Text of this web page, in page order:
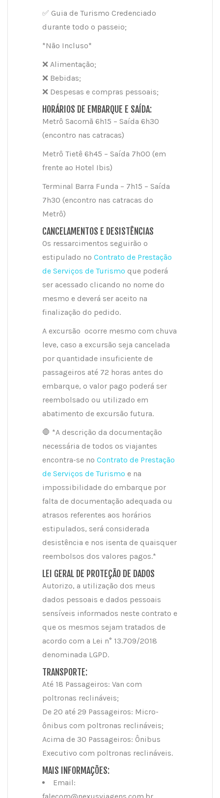
✅ Guia de Turismo Credenciado
durante todo o passeio;
*Não Incluso*
❌ Alimentação;
❌ Bebidas;
❌ Despesas e compras pessoais;
HORÁRIOS DE EMBARQUE E SAÍDA:
Metrô Sacomã 6h15 – Saída 6h30
(encontro nas catracas)
Metrô Tietê 6h45 – Saída 7h00 (em
frente ao Hotel Ibis)
Terminal Barra Funda – 7h15 – Saída
7h30 (encontro nas catracas do
Metrô)
CANCELAMENTOS E DESISTÊNCIAS
Os ressarcimentos seguirão o
estipulado no Contrato de Prestação
de Serviços de Turismo que poderá
ser acessado clicando no nome do
mesmo e deverá ser aceito na
finalização do pedido.
A excursão ocorre mesmo com chuva
leve, caso a excursão seja cancelada
por quantidade insuficiente de
passageiros até 72 horas antes do
embarque, o valor pago poderá ser
reembolsado ou utilizado em
abatimento de excursão futura.
🛑 *A descrição da documentação
necessária de todos os viajantes
encontra-se no Contrato de Prestação
de Serviços de Turismo e na
impossibilidade do embarque por
falta de documentação adequada ou
atrasos referentes aos horários
estipulados, será considerada
desistência e nos isenta de quaisquer
reembolsos dos valores pagos.*
LEI GERAL DE PROTEÇÃO DE DADOS
Autorizo, a utilização dos meus
dados pessoais e dados pessoais
sensíveis informados neste contrato e
que os mesmos sejam tratados de
acordo com a Lei n° 13.709/2018
denominada LGPD.
TRANSPORTE:
Até 18 Passageiros: Van com
poltronas reclináveis;
De 20 até 29 Passageiros: Micro-
ônibus com poltronas reclináveis;
Acima de 30 Passageiros: Ônibus
Executivo com poltronas reclináveis.
MAIS INFORMAÇÕES:
Email: